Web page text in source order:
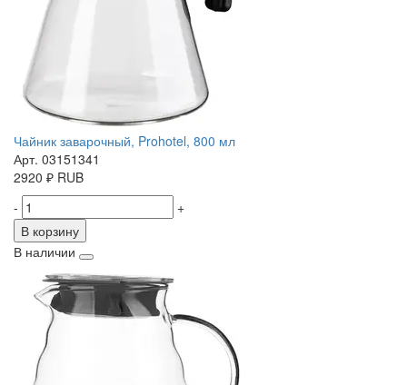
Чайник заварочный, Prohotel, 800 мл
Арт. 03151341
2920 ₽ RUB
-
+
В корзину
В наличии